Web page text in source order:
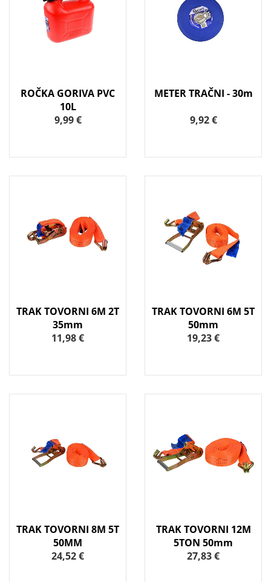
ROČKA GORIVA PVC
10L
9,99 €
METER TRAČNI - 30m
9,92 €
TRAK TOVORNI 6M 2T
35mm
11,98 €
TRAK TOVORNI 6M 5T
50mm
19,23 €
TRAK TOVORNI 8M 5T
50MM
24,52 €
TRAK TOVORNI 12M
5TON 50mm
27,83 €